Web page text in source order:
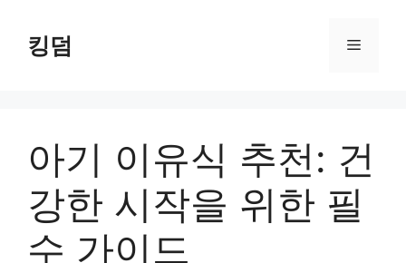
content킹덤 Menu
아기 이유식 추천: 건
강한 시작을 위한 필
수 가이드